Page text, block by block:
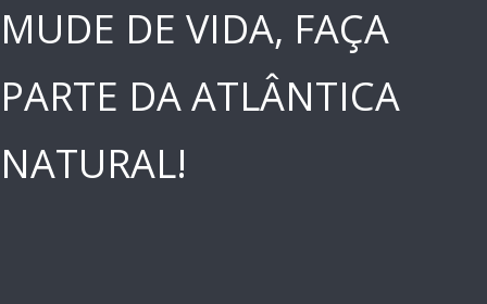
MUDE DE VIDA, FAÇA
PARTE DA ATLÂNTICA
NATURAL!